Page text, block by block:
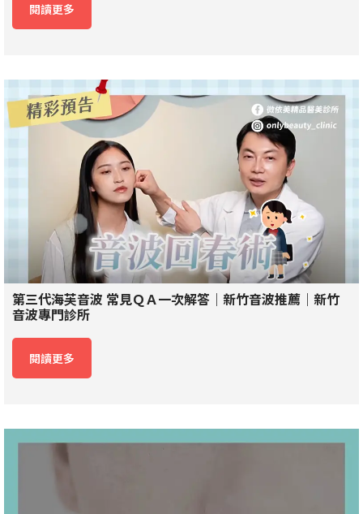
閱讀更多
第三代海芙音波 常見ＱＡ一次解答｜新竹音波推薦｜新竹
音波專門診所
閱讀更多